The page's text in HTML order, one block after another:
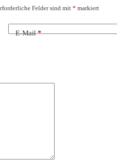
Felder sind mit * markiert
E-Mail*